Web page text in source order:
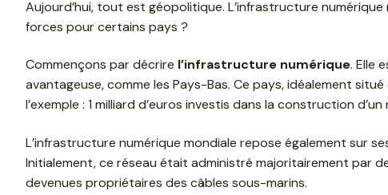
Aujourd’hui, tout est géopolitique. L’infrastructure
forces pour certains pays ?
Commençons par décrire l’infrastructure numérique. Elle
avantageuse, comme les Pays-Bas. Ce pays, idéalement
l’exemple : 1 milliard d’euros investis dans la construction
L’infrastructure numérique mondiale repose également sur
Initialement, ce réseau était administré majoritairement par
devenues propriétaires des câbles sous-marins.